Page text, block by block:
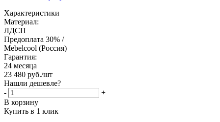
Характеристики
Материал:
ЛДСП
Предоплата 30% /
Mebelcool (Россия)
Гарантия:
24 месяца
23 480 руб./шт
Нашли дешевле?
-
+
В корзину
Купить в 1 клик